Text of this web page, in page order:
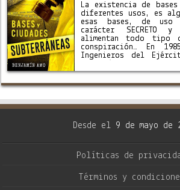
La existencia de
diferentes usos, es
esas bases, de
carácter SECRETO
alimentan todo tipo
conspiración… En
Ingenieros del
sobre Métodos de
Desde el 9 de mayo de
Políticas de
Términos y